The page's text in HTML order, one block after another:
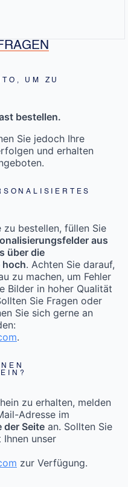
UM ZU
bestellen.
Sie jedoch Ihre
und erhalten
bestellen, füllen Sie
aus
über die
hoch. Achten Sie darauf,
zu machen, um Fehler
Bilder in hoher Qualität
Sie Fragen oder
Sie sich gerne an
.
zu erhalten, melden
Adresse im
der Seite an. Sollten Sie
unser
zur Verfügung.